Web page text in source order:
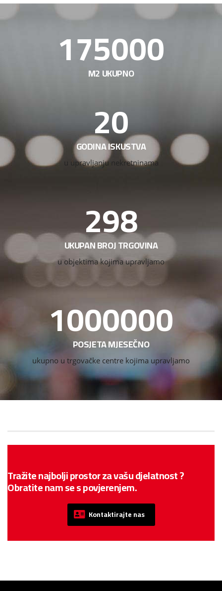
175000
M2 UKUPNO
20
GODINA ISKUSTVA
u upravljanju nekretninama
298
UKUPAN BROJ TRGOVINA
u objektima kojima upravljamo
1000000
POSJETA MJESEČNO
ukupno u trgovačke centre kojima upravljamo
Tražite najbolji prostor za vašu djelatnost ?
Obratite nam se s povjerenjem.
Kontaktirajte nas